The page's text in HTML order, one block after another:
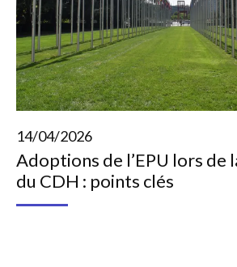
14/04/2026
Adoptions de l’EPU lors de
du CDH : points clés